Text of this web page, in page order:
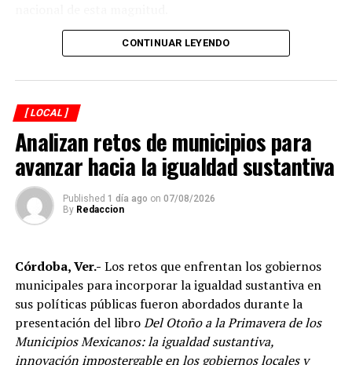
alrededor de 40 atletas que representarán a México en
el campeonato mundial programado para noviembre en
Georgia, por lo que el torneo en Córdoba también
funciona como una de las principales etapas para
conformar al equipo nacional.
Marroquín destacó el desempeño que ha tenido México
en competencias internacionales de artes marciales
mixtas y sostuvo que el país se ha consolidado como una
en esta disciplina.
De acuerdo con el dirigente deportivo, México ha
conseguido cinco campeonatos panamericanos
consecutivos por equipos, superando a delegaciones
como Estados Unidos y Brasil, considerado uno de los
CONTINUAR LEYENDO
[ LOCAL ]
Analizan retos de municipios para
avanzar hacia la igualdad sustantiva
Published 1 día ago on 07/08/2026
By Redaccion
Córdoba, Ver.- Los retos que enfrentan los gobiernos
municipales para incorporar la igualdad sustantiva en
sus políticas públicas fueron abordados durante la
presentación del libroDel Otoño a la Primavera de los
Municipios Mexicanos: la igualdad sustantiva,
innovación impostergable en los gobiernos locales y